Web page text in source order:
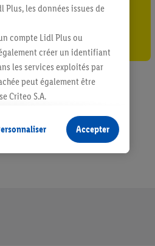
Plus, les données issues de
compte Lidl Plus ou
créer un identifiant
les services exploités par
peut également être
Criteo S.A.
mais sans procéder à
Lidl si plusieurs terminaux ou
et, le cas échéant, d’autres
nécessaires. En cliquant sur
trouverez de plus amples
Accepter